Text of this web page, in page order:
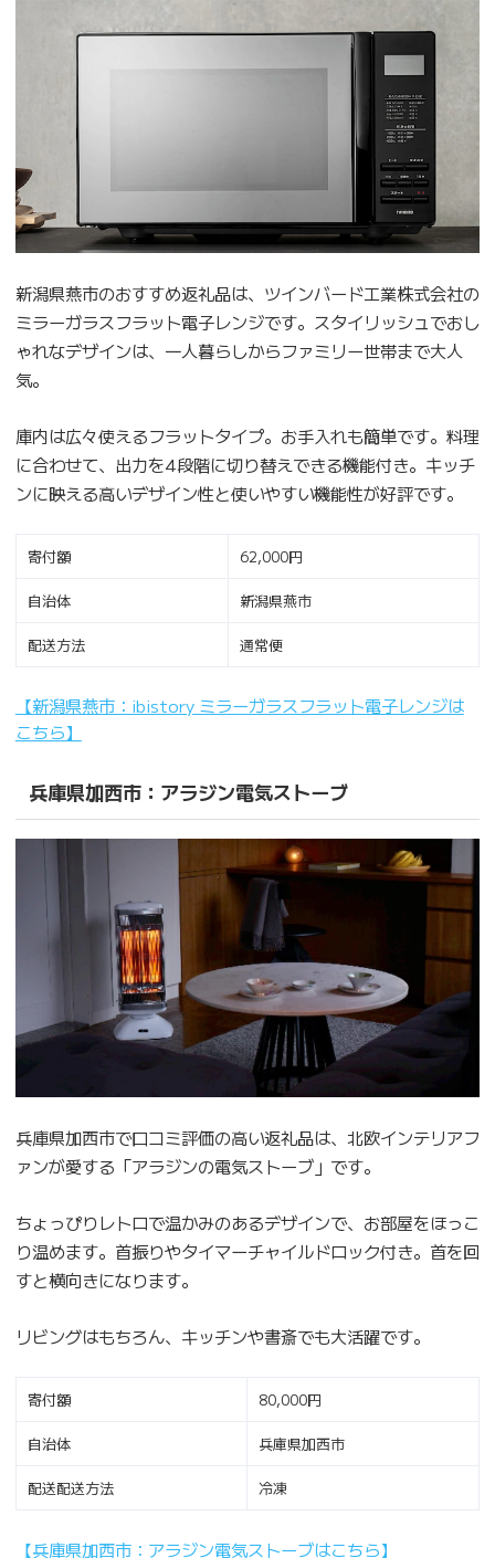
新潟県燕市のおすすめ返礼品は、ツインバード工業株式会社の
ミラーガラスフラット電子レンジです。スタイリッシュでおし
ゃれなデザインは、一人暮らしからファミリー世帯まで大人
気。
庫内は広々使えるフラットタイプ。お手入れも簡単です。料理
に合わせて、出力を4段階に切り替えできる機能付き。キッチ
ンに映える高いデザイン性と使いやすい機能性が好評です。
寄付額 62,000円
自治体 新潟県燕市
配送方法 通常便
【新潟県燕市：ibistory ミラーガラスフラット電子レンジは
こちら】
兵庫県加西市：アラジン電気ストーブ
兵庫県加西市で口コミ評価の高い返礼品は、北欧インテリアフ
ァンが愛する「アラジンの電気ストーブ」です。
ちょっぴりレトロで温かみのあるデザインで、お部屋をほっこ
り温めます。首振りやタイマーチャイルドロック付き。首を回
すと横向きになります。
リビングはもちろん、キッチンや書斎でも大活躍です。
寄付額 80,000円
自治体 兵庫県加西市
配送配送方法 冷凍
【兵庫県加西市：アラジン電気ストーブはこちら】